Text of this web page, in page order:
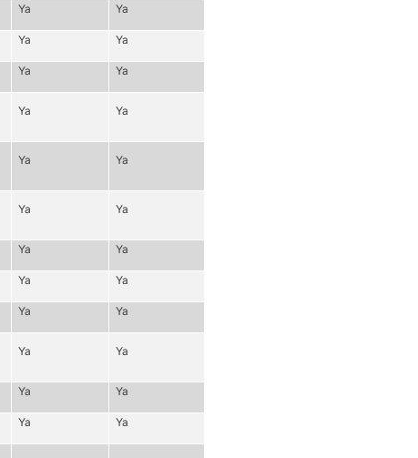
Ya Ya
Ya Ya
Ya Ya
Ya Ya
Ya Ya
Ya Ya
Ya Ya
Ya Ya
Ya Ya
Ya Ya
Ya Ya
Ya Ya